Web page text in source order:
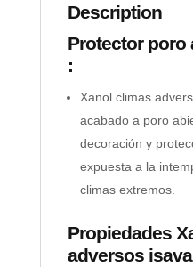
Description
Protector poro
:
Xanol climas
acabado a poro
decoración y
expuesta a la
climas extremos.
Propiedades
adversos